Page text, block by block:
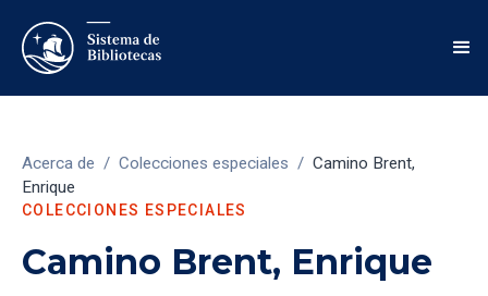
Acerca de / Colecciones especiales / Camino Brent,
Enrique
COLECCIONES ESPECIALES
Camino Brent, Enrique